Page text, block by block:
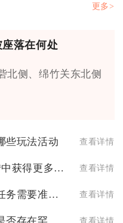
更多>
落在何处
北侧、绵竹关东北侧
些玩法活动 查看详情
如何在全民奇迹8转中获得更多经验值 查看详情
放置江湖江湖神兵任务需要准备哪些物品 查看详情
查看详情